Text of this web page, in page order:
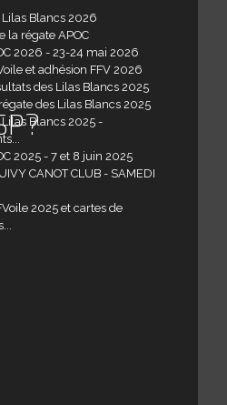
Lilas Blancs 2026
la régate APOC
2026 - 23-24 mai 2026
et adhésion FFV 2026
des Lilas Blancs 2025
des Lilas Blancs 2025
Blancs 2025 -
2025 - 7 et 8 juin 2025
CANOT CLUB - SAMEDI
2025 et cartes de